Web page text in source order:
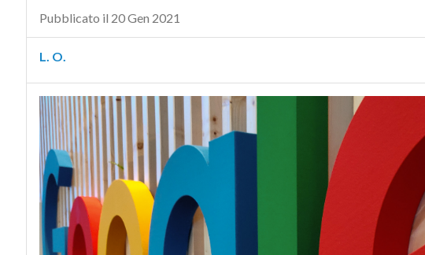
Pubblicato il 20 Gen 2021
L. O.